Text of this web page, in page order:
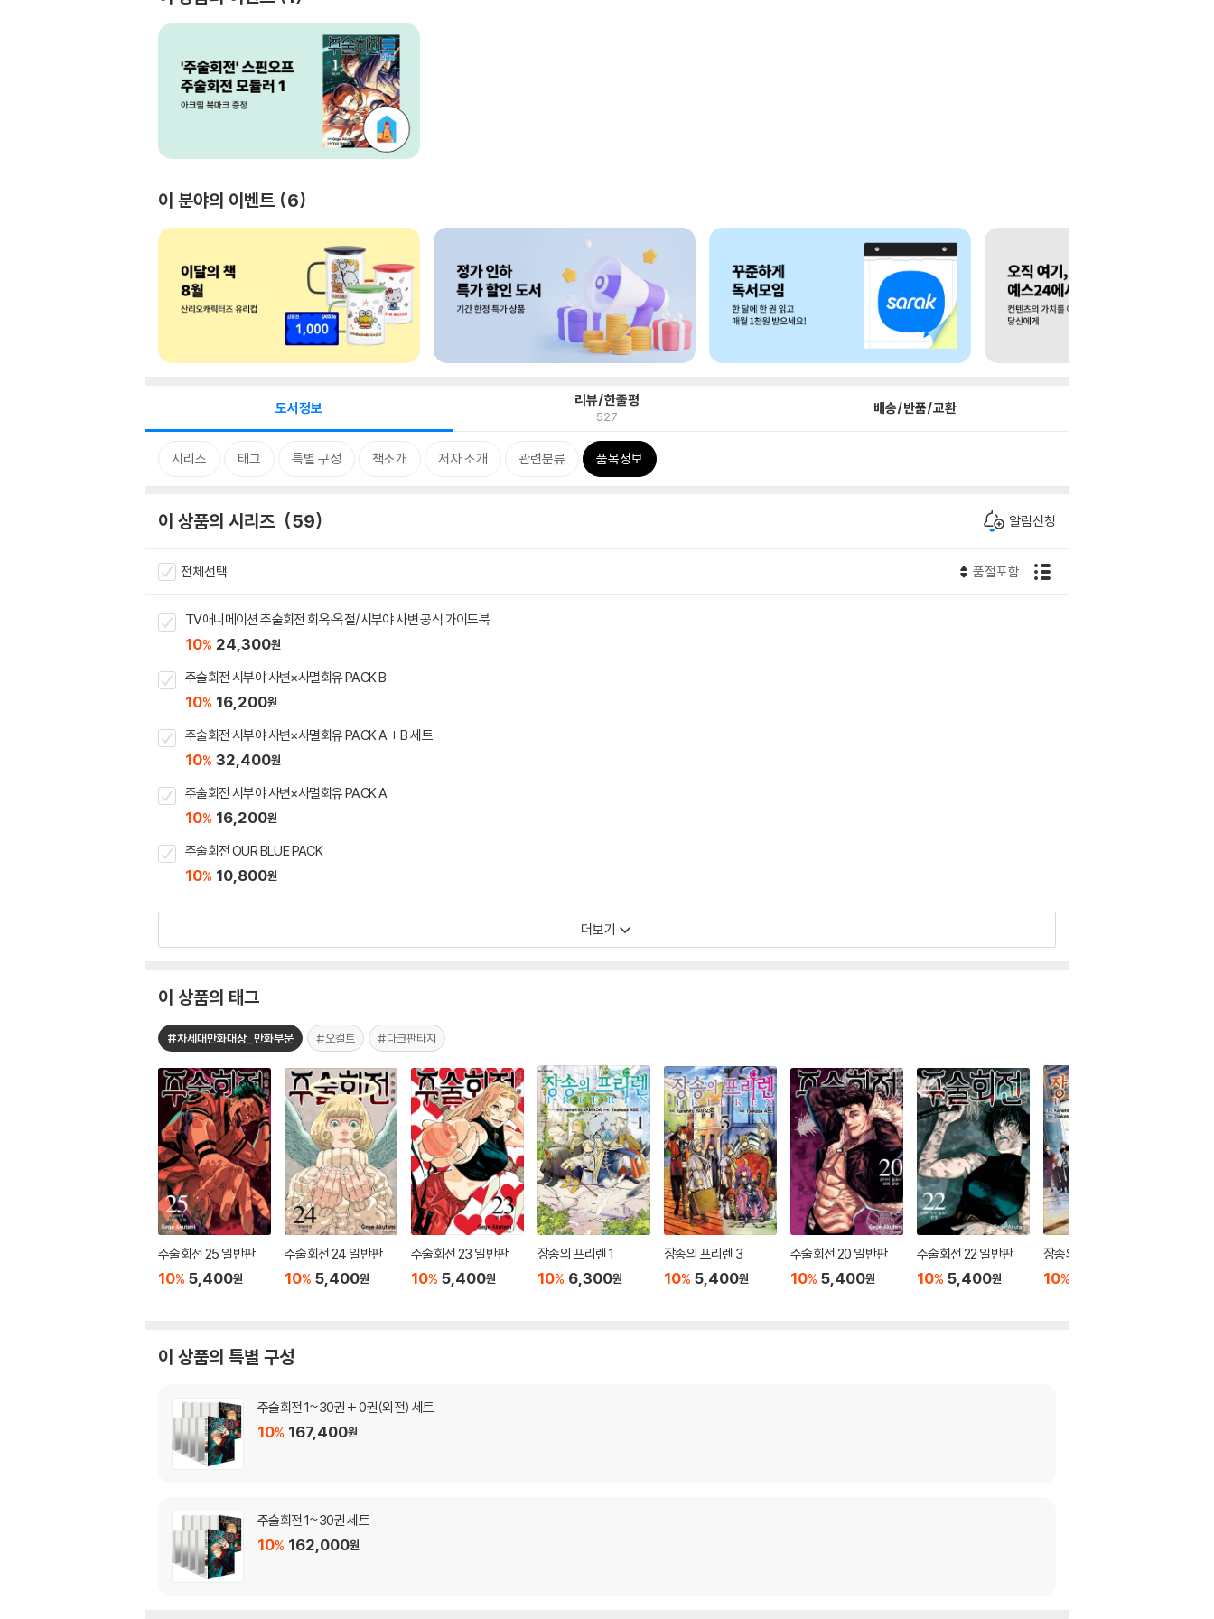
이 분야의 이벤트 6
도서정보 리뷰/한줄평
527 배송/반품/교환
시리즈 태그 특별 구성 책소개 저자 소개 관련분류 품목정보
이 상품의 시리즈 59 알림신청
전체선택 품절포함
TV애니메이션 주술회전 회옥·옥절/시부야 사변 공식 가이드북
10% 24,300원
주술회전 시부야 사변×사멸회유 PACK B
10% 16,200원
주술회전 시부야 사변×사멸회유 PACK A + B 세트
10% 32,400원
주술회전 시부야 사변×사멸회유 PACK A
10% 16,200원
주술회전 OUR BLUE PACK
10% 10,800원
더보기
이 상품의 태그
#차세대만화대상_만화부문 #오컬트 #다크판타지
주술회전 25 일반판
10% 5,400원
주술회전 24 일반판
10% 5,400원
주술회전 23 일반판
10% 5,400원
장송의 프리렌 1
10% 6,300원
장송의 프리렌 3
10% 5,400원
주술회전 20 일반판
10% 5,400원
주술회전 22 일반판
10% 5,400원
장송의 프리렌 5
10%
이 상품의 특별 구성
주술회전 1~30권 + 0권(외전) 세트
10% 167,400원
주술회전 1~30권 세트
10% 162,000원